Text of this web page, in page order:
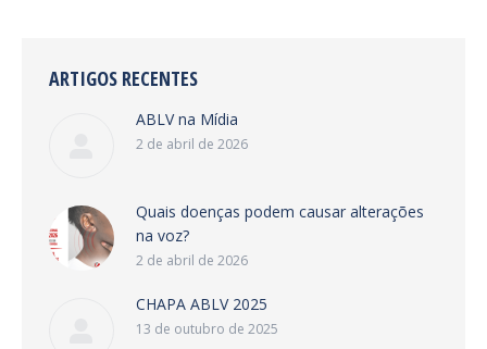
ARTIGOS RECENTES
ABLV na Mídia
2 de abril de 2026
Quais doenças podem causar alterações
na voz?
2 de abril de 2026
CHAPA ABLV 2025
13 de outubro de 2025